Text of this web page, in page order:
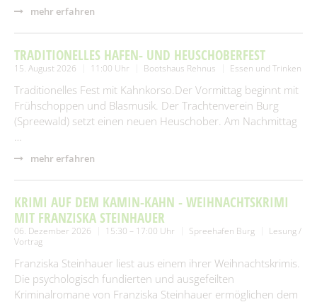
mehr erfahren
TRADITIONELLES HAFEN- UND HEUSCHOBERFEST
15. August 2026 11:00 Uhr Bootshaus Rehnus Essen und Trinken
Traditionelles Fest mit Kahnkorso.Der Vormittag beginnt mit
Frühschoppen und Blasmusik. Der Trachtenverein Burg
(Spreewald) setzt einen neuen Heuschober. Am Nachmittag
…
mehr erfahren
KRIMI AUF DEM KAMIN-KAHN - WEIHNACHTSKRIMI
MIT FRANZISKA STEINHAUER
06. Dezember 2026 15:30 – 17:00 Uhr Spreehafen Burg
Lesung /
Vortrag
Franziska Steinhauer liest aus einem ihrer Weihnachtskrimis.
Die psychologisch fundierten und ausgefeilten
Kriminalromane von Franziska Steinhauer ermöglichen dem